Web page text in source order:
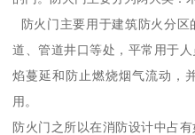
防火门主要用于建筑防火分区
道、管道井口等处，平常用于
焰蔓延和防止燃烧烟气流动，
用。
防火门之所以在消防设计中占